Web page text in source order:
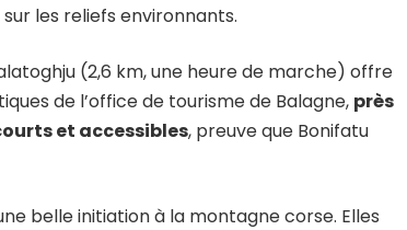
les reliefs environnants.
(2,6 km, une heure de marche) offre
de l’office de tourisme de Balagne, près
et accessibles, preuve que Bonifatu
belle initiation à la montagne corse. Elles